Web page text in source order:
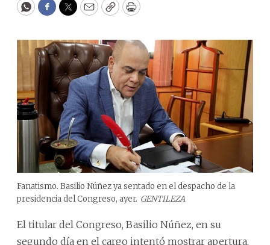
WhatsApp
Facebook
Twitter
EmailCopyPrint
Fanatismo. Basilio Núñez ya sentado en el despacho de la
presidencia del Congreso, ayer. GENTILEZA
El titular del Congreso, Basilio Núñez, en su
segundo día en el cargo intentó mostrar apertura,